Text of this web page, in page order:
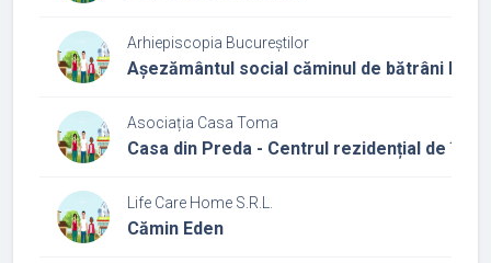
Arhiepiscopia Bucureștilor
Așezământul social căminul de bătrâni
Asociația Casa Toma
Casa din Preda - Centrul rezidențial de
Life Care Home S.R.L.
Cămin Eden